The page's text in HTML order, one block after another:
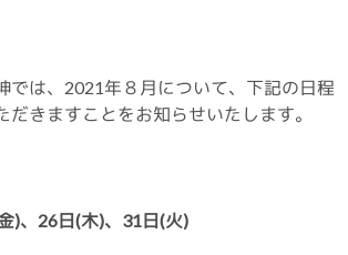
では、2021年８月について、下記の日程
だきますことをお知らせいたします。
)、26日(木)、31日(火)